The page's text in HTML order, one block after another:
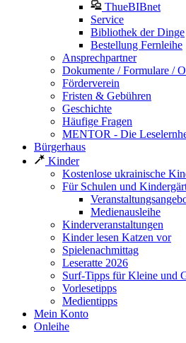
ThueBIBnet
Service
Bibliothek der Dinge
Bestellung Fernleihe
Ansprechpartner
Dokumente / Formulare /
Förderverein
Fristen & Gebühren
Geschichte
Häufige Fragen
MENTOR - Die
Bürgerhaus
Kinder
Kostenlose ukrainische
Für Schulen und
Medienausleihe
Kinderveranstaltungen
Kinder lesen Katzen vor
Spielenachmittag
Leseratte 2026
Surf-Tipps für Kleine und
Vorlesetipps
Medientipps
Mein Konto
Onleihe